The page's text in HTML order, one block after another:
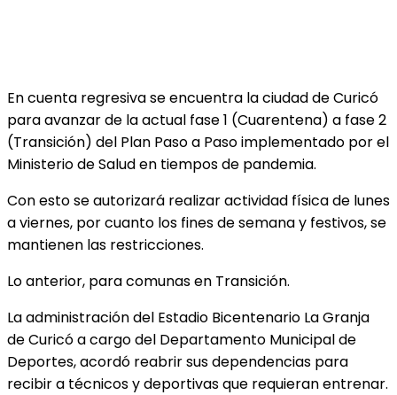
En cuenta regresiva se encuentra la ciudad de Curicó
para avanzar de la actual fase 1 (Cuarentena) a fase 2
(Transición) del Plan Paso a Paso implementado por el
Ministerio de Salud en tiempos de pandemia.
Con esto se autorizará realizar actividad física de lunes
a viernes, por cuanto los fines de semana y festivos, se
mantienen las restricciones.
Lo anterior, para comunas en Transición.
La administración del Estadio Bicentenario La Granja
de Curicó a cargo del Departamento Municipal de
Deportes, acordó reabrir sus dependencias para
recibir a técnicos y deportivas que requieran entrenar.